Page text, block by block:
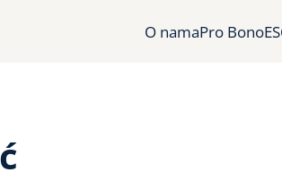
O namaPro Bono